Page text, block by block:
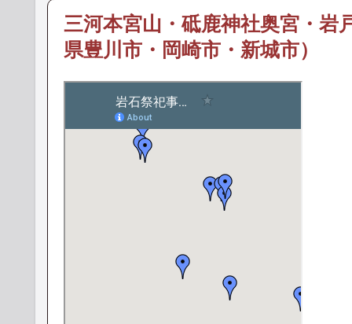
三河本宮山・砥鹿神社奥宮・岩
県豊川市・岡崎市・新城市）